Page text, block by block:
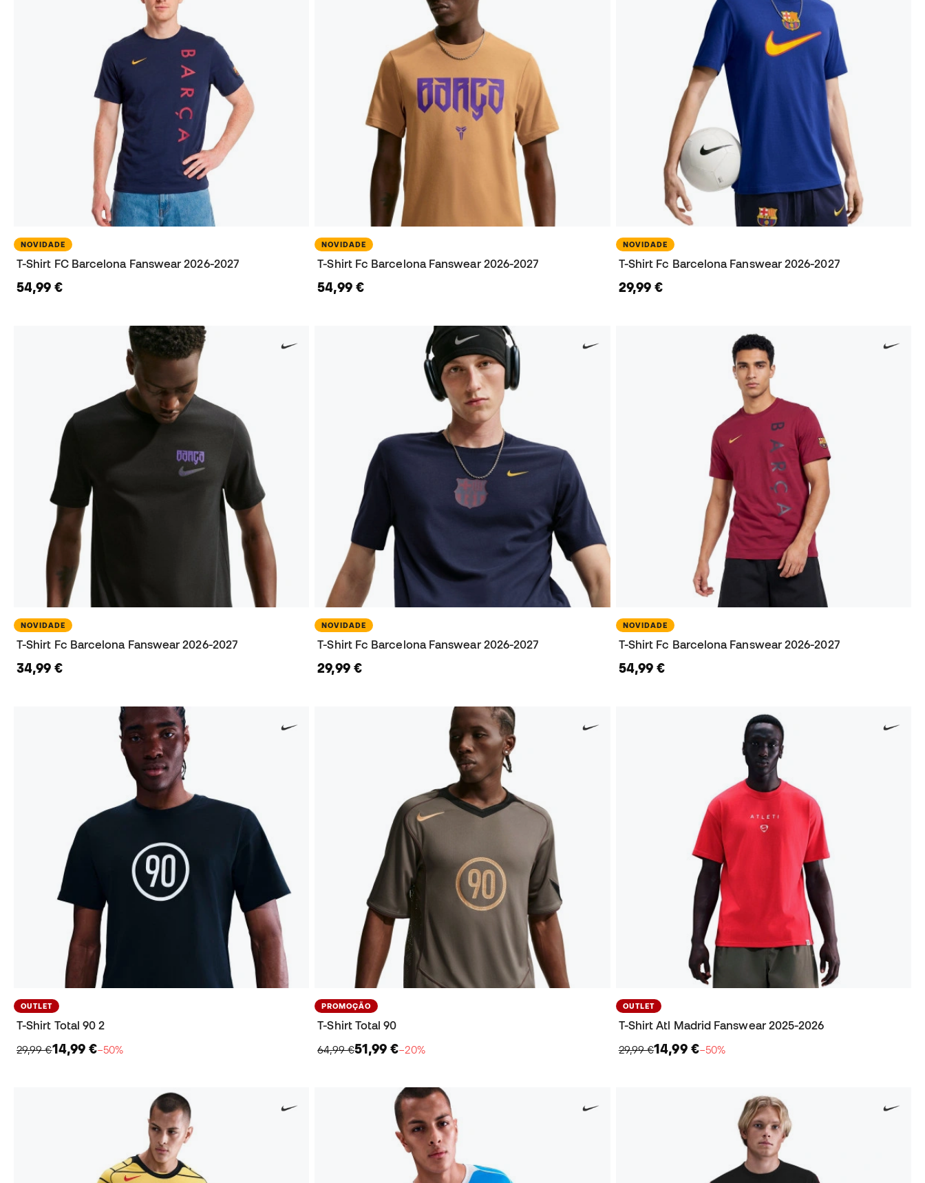
NOVIDADE
T-Shirt FC Barcelona Fanswear 2026-2027
54,99 €
NOVIDADE
T-Shirt Fc Barcelona Fanswear 2026-2027
54,99 €
NOVIDADE
T-Shirt Fc Barcelona Fanswear 2026-2027
29,99 €
NOVIDADE
T-Shirt Fc Barcelona Fanswear 2026-2027
34,99 €
NOVIDADE
T-Shirt Fc Barcelona Fanswear 2026-2027
29,99 €
NOVIDADE
T-Shirt Fc Barcelona Fanswear 2026-2027
54,99 €
OUTLET
T-Shirt Total 90 2
29,99 €14,99 €−50%
PROMOÇÃO
T-Shirt Total 90
64,99 €51,99 €−20%
OUTLET
T-Shirt Atl Madrid Fanswear 2025-2026
29,99 €14,99 €−50%